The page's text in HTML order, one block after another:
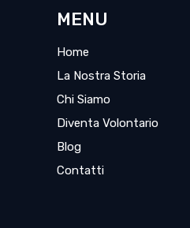
MENU
Home
La Nostra Storia
Chi Siamo
Diventa Volontario
Blog
Contatti